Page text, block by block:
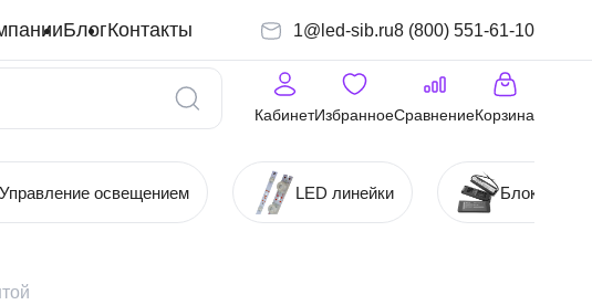
БлогКонтакты 1@led-sib.ru8 (800) 551-61-10
КабинетИзбранноеСравнениеКорзина
Управление освещением LED линейки Блоки